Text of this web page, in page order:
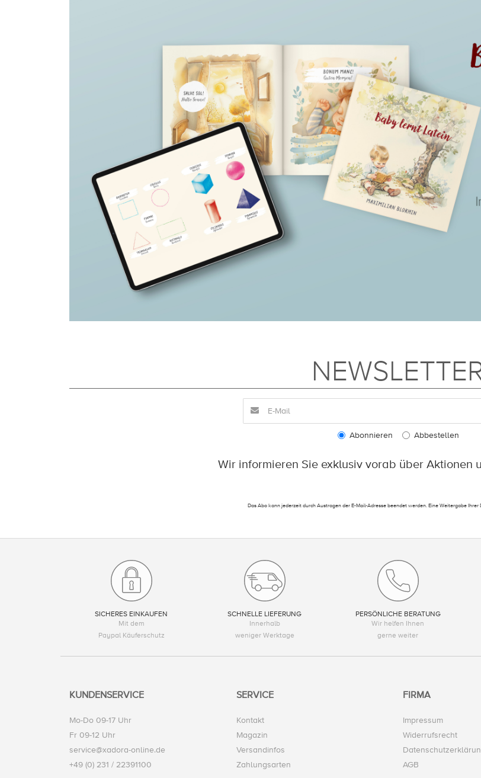
Abonnieren Abbestellen
Wir informieren Sie exklusiv vorab über Aktionen
Das Abo kann jederzeit durch Austragen der E-Mail-Adresse beendet werden. Eine Weitergabe
SICHERES EINKAUFEN
Mit dem
Paypal Käuferschutz
SCHNELLE LIEFERUNG
Innerhalb
weniger Werktage
PERSÖNLICHE BERATUNG
Wir helfen Ihnen
gerne weiter
KUNDENSERVICE
Mo-Do 09-17 Uhr
Fr 09-12 Uhr
service@xadora-online.de
+49 (0) 231 / 22391100
SERVICE
Kontakt
Magazin
Versandinfos
Zahlungsarten
FIRMA
Impressum
Widerrufsrecht
AGB